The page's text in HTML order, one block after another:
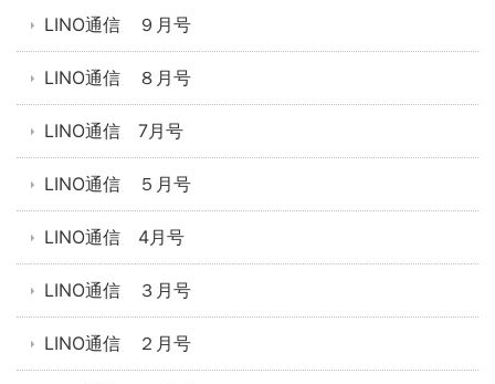
LINO通信 ９月号
LINO通信 ８月号
LINO通信 7月号
LINO通信 ５月号
LINO通信 4月号
LINO通信 ３月号
LINO通信 ２月号